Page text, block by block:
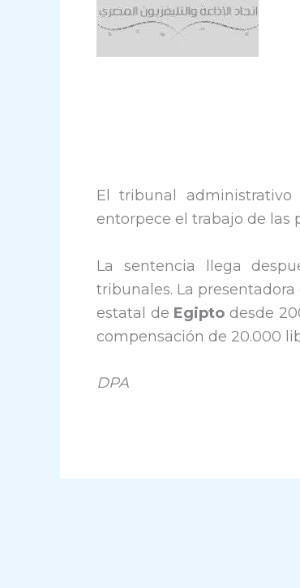
El tribunal
entorpece el trabajo de las
La sentencia llega
tribunales. La
estatal de Egipto desde
compensación de 20.000
DPA